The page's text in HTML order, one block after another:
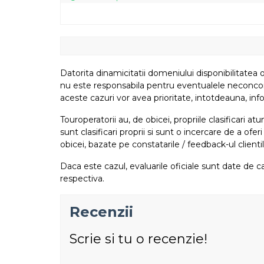
Datorita dinamicitatii domeniului disponibilitatea
nu este responsabila pentru eventualele
aceste cazuri vor avea prioritate, intotdeauna,
Touroperatorii au, de obicei, propriile clasificari
sunt clasificari proprii si sunt o incercare de a
obicei, bazate pe constatarile / feedback-ul
Daca este cazul, evaluarile oficiale sunt date de
respectiva.
Recenzii
Scrie si tu o recenzie!